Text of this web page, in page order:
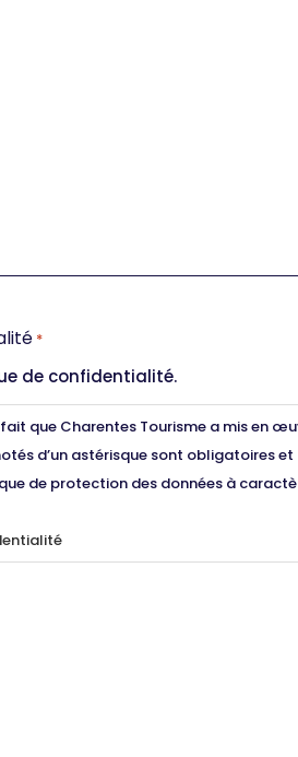
*
de confidentialité.
fait que Charentes Tourisme a mis en
d’un astérisque sont obligatoires
de protection des données à